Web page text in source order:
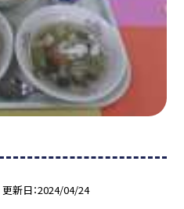
更新日 2024/04/24